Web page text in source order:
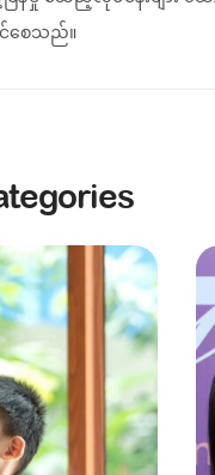
စေသည်။